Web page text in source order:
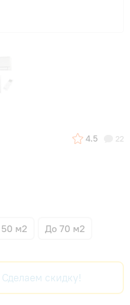
4.5 22
м2 До 70 м2
Сделаем скидку!